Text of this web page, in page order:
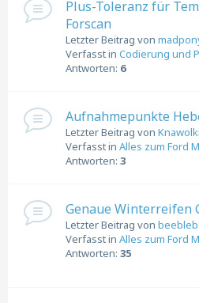
Plus-Toleranz für
Forscan
Letzter Beitrag von
Verfasst in Codierung und
Antworten: 6
Aufnahmepunkte
Letzter Beitrag von Knawolki
Verfasst in Alles zum Ford
Antworten: 3
Genaue Winterreifen
Letzter Beitrag von beebleb
Verfasst in Alles zum Ford
Antworten: 35